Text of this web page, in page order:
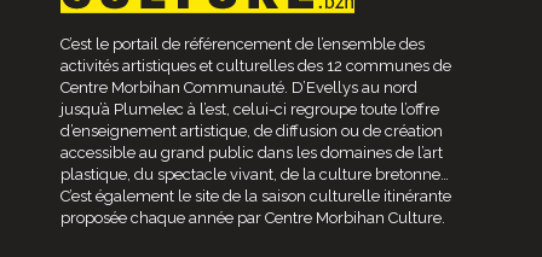
C’est le portail de référencement de l’ensemble des
activités artistiques et culturelles des 12 communes de
Centre Morbihan Communauté. D’Evellys au nord
jusqu’à Plumelec à l’est, celui-ci regroupe toute l’offre
d’enseignement artistique, de diffusion ou de création
accessible au grand public dans les domaines de l’art
plastique, du spectacle vivant, de la culture bretonne…
C’est également le site de la saison culturelle itinérante
proposée chaque année par Centre Morbihan Culture.